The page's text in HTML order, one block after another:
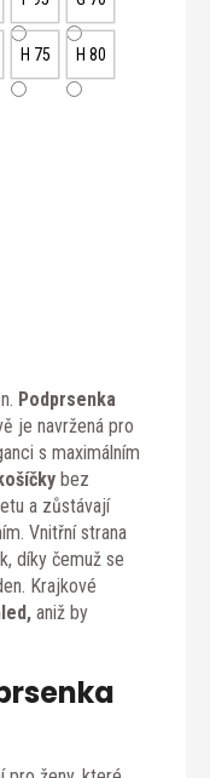
H 75 H 80
Podprsenka
je navržená pro
s maximálním
bez
a zůstávají
Vnitřní strana
díky čemuž se
Krajkové
aniž by